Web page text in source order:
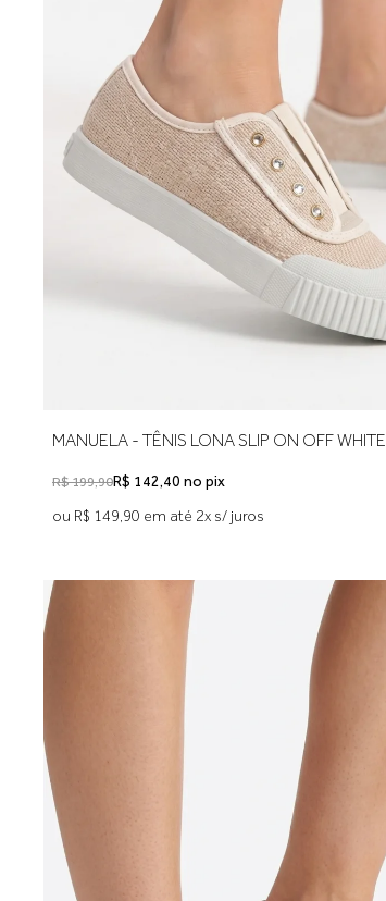
MANUELA - TÊNIS LONA SLIP ON OFF WHITE
R$ 199,90R$ 142,40 no pix
ou R$ 149,90 em até 2x s/ juros